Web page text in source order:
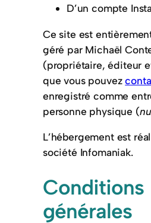
D’un compte
Ce site est
géré par Michaël
(propriétaire, éditeur
que vous pouvez
enregistré comme
personne physique (
L’hébergement est
société Infomaniak.
Conditions
générales